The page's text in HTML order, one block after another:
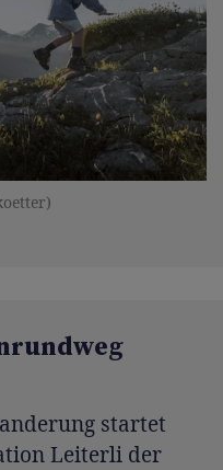
startet
Leiterli der